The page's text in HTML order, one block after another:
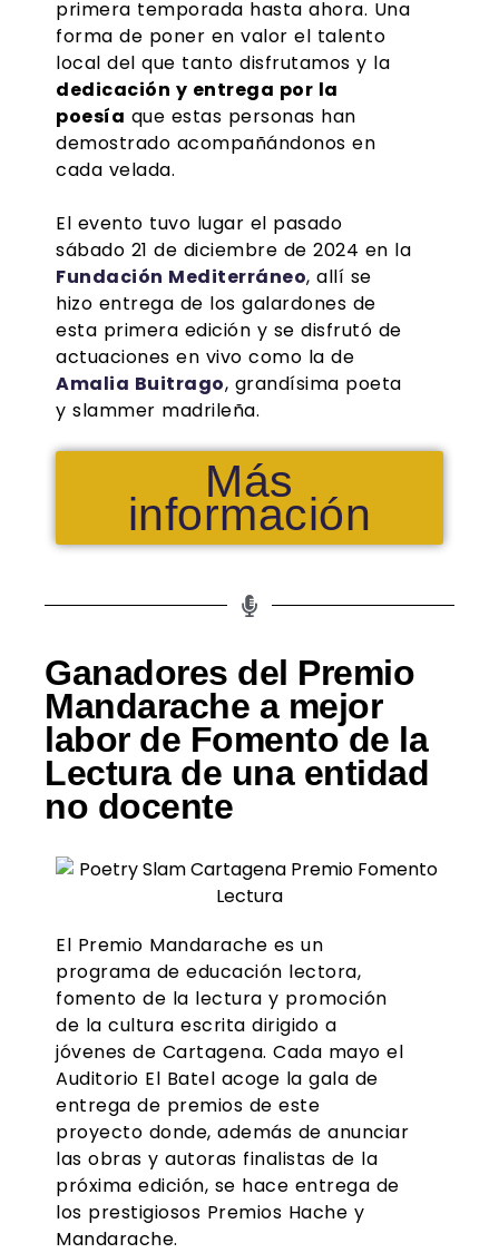
primera temporada hasta ahora. Una
forma de poner en valor el talento
local del que tanto disfrutamos y la
dedicación y entrega por la
poesía que estas personas han
demostrado acompañándonos en
cada velada.
El evento tuvo lugar el pasado
sábado 21 de diciembre de 2024 en la
Fundación Mediterráneo, allí se
hizo entrega de los galardones de
esta primera edición y se disfrutó de
actuaciones en vivo como la de
Amalia Buitrago, grandísima poeta
y slammer madrileña.
Más
información
Ganadores del Premio
Mandarache a mejor
labor de Fomento de la
Lectura de una entidad
no docente
El Premio Mandarache es un
programa de educación lectora,
fomento de la lectura y promoción
de la cultura escrita dirigido a
jóvenes de Cartagena. Cada mayo el
Auditorio El Batel acoge la gala de
entrega de premios de este
proyecto donde, además de anunciar
las obras y autoras finalistas de la
próxima edición, se hace entrega de
los prestigiosos Premios Hache y
Mandarache.